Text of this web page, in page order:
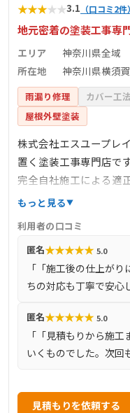
★★★★★3.1 （口コミ2件）
地元密着の塗装工事専
エリア
神奈川県全域
所在地
神奈川県横須
雨漏り修理 カバー工法
屋根外壁塗装
株式会社エスユープレ
置く塗装工事専門店で
完全自社施工による適
ます。住宅塗装工事を
な経験と実績がありま
り扱い、お客様のご
工法を提案しています
もっと見る
利用者の口コミ
匿名★★★★★ 5.0
「「施工後の仕上が
ちの対応も丁寧で安心
匿名★★★★★ 5.0
「「見積もりから施
いくものでした。次回
見積もりを依頼する